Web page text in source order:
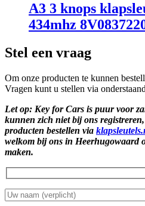
A3 3 knops
434mhz
Stel een vraag
Om onze producten te kunnen
Vragen kunt u stellen via
Let op: Key for Cars is puur voor
kunnen zich niet bij ons
producten bestellen via
welkom bij ons in Heerhugowaard
maken.